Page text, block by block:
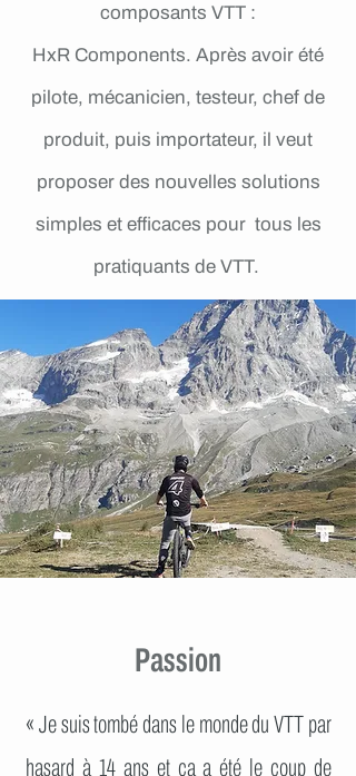
composants VTT :
HxR Components. Après avoir été
pilote, mécanicien, testeur, chef de
produit, puis importateur, il veut
proposer des nouvelles solutions
simples et efficaces pour tous les
pratiquants de VTT.
Passion
« Je suis tombé dans le monde du VTT par
hasard à 14 ans et ça a été le coup de